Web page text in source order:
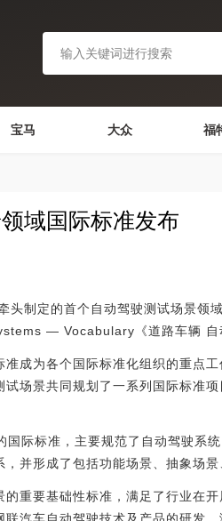
宝马 大众 福
域国际标准发布
制定的首个自动驾驶测试场景
— Vocabulary《道路车辆 自
为各个国际标准化组织的重点
试场景共同规划了一系列国际标准
标准，主要规范了自动驾驶系统
并形成了包括功能场景、抽象场
要基础性标准，满足了行业在开